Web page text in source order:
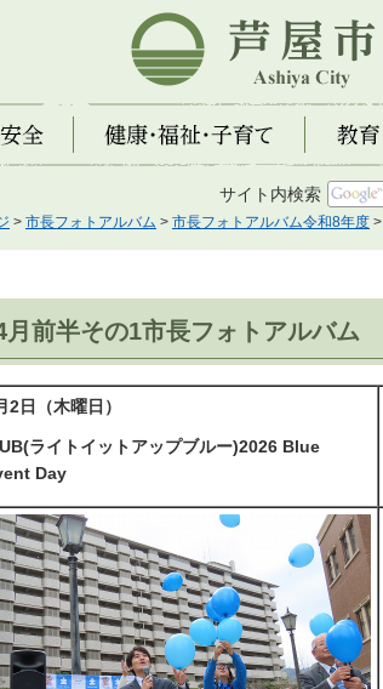
芦屋市
健康・福祉・子育て 教育・文
サイト内検索
> 市長フォトアルバム > 市長フォトアルバム令和8年度
月前半その1市長フォトアルバム
2日（木曜日）
ライトイットアップブルー)2026 Blue
Day